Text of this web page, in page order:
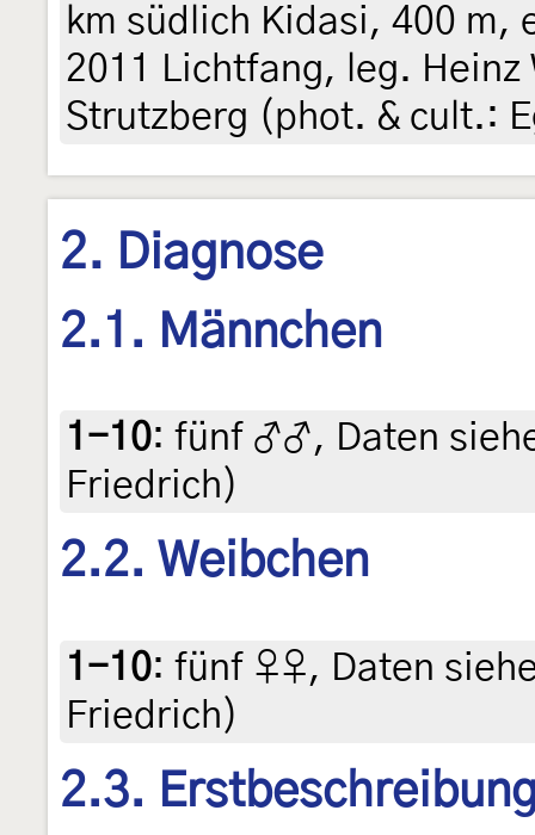
km südlich Kidasi, 400 m,
2011 Lichtfang, leg. Heinz
Strutzberg (phot. & cult.:
2. Diagnose
2.1. Männchen
1-10: fünf ♂♂, Daten
Friedrich)
2.2. Weibchen
1-10: fünf ♀♀, Daten
Friedrich)
2.3.